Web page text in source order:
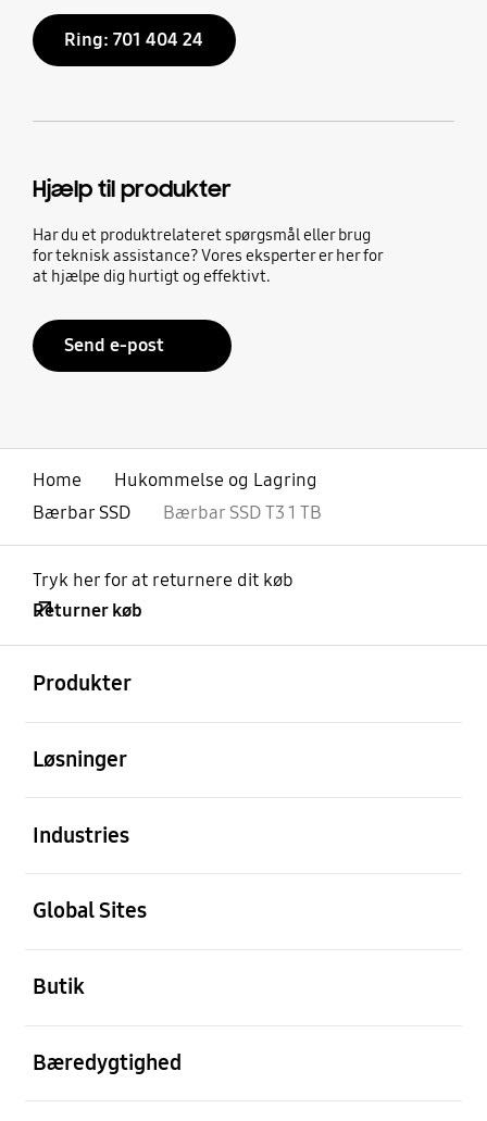
Ring: 701 404 24
Hjælp til produkter
Har du et produktrelateret spørgsmål eller brug
for teknisk assistance? Vores eksperter er her for
at hjælpe dig hurtigt og effektivt.
Send e-post
Home
Hukommelse og Lagring
Bærbar SSD
Bærbar SSD T3 1 TB
Tryk her for at returnere dit køb
Returner køb
Produkter
Løsninger
Industries
Global Sites
Butik
Bæredygtighed